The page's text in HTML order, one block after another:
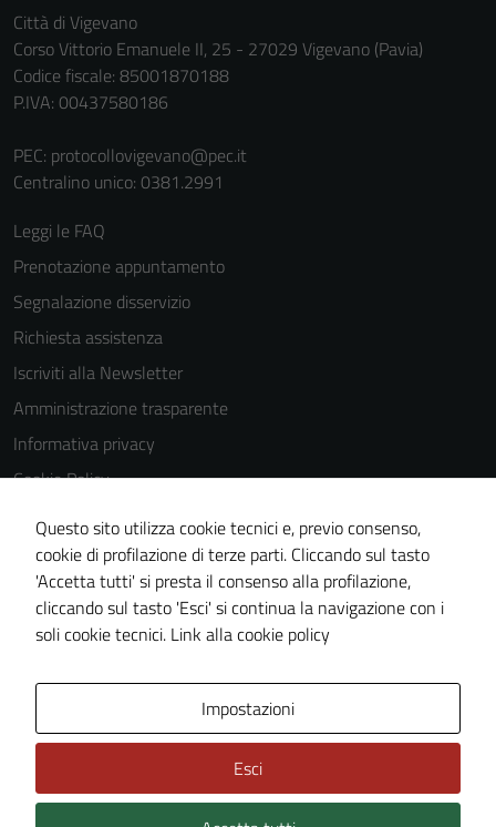
Città di Vigevano
Corso Vittorio Emanuele II, 25 - 27029 Vigevano (Pavia)
Codice fiscale: 85001870188
P.IVA: 00437580186
PEC: protocollovigevano@pec.it
Centralino unico: 0381.2991
Leggi le FAQ
Prenotazione appuntamento
Segnalazione disservizio
Richiesta assistenza
Iscriviti alla Newsletter
Amministrazione trasparente
Informativa privacy
Cookie Policy
Media policy
Note legali
Dichiarazione di accessibilità
Piano di miglioramento del sito
Questo sito utilizza cookie tecnici e, previo consenso,
cookie di profilazione di terze parti. Cliccando sul tasto
'Accetta tutti' si presta il consenso alla profilazione,
cliccando sul tasto 'Esci' si continua la navigazione con i
soli cookie tecnici. Link alla cookie policy
Impostazioni
Esci